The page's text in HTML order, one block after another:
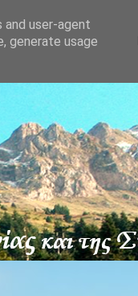
user-agent
generate usage